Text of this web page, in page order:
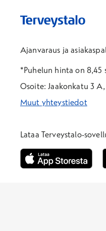
Ajanvaraus ja
*Puhelun hinta on
Osoite: Jaakonkatu 3
Muut yhteystiedot
Lataa Terveystalo-